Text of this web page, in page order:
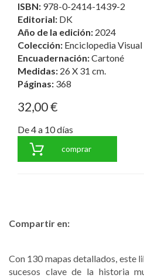
ISBN: 978-0-2414-1439-2
Editorial: DK
Año de la edición: 2024
Colección: Enciclopedia Visual
Encuadernación:Cartoné
Medidas: 26 X 31 cm.
Páginas: 368
32,00 €
De 4 a 10 días
comprar
Compartir en:
Con 130 mapas detallados, este
sucesos clave de la historia